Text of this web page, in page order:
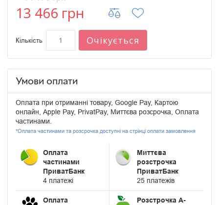
13 466 грн
Кількість Очікується
Умови оплати
Оплата при отриманні товару, Google Pay, Картою
онлайн, Apple Pay, PrivatPay, Миттєва розсрочка, Оплата
частинами.
*Оплата частинами та розсрочка доступні на стрінці оплати замовлення
Оплата
частинами
ПриватБанк
4 платежі
Миттєва
розстрочка
ПриватБанк
25 платежів
Оплата
Розстрочка А-